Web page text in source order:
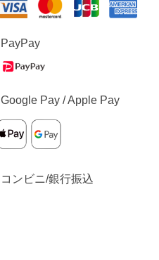
PayPay
Google Pay / Apple Pay
コンビニ/銀行振込